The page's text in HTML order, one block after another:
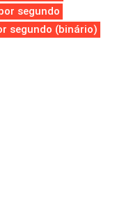
segundo
segundo (binário)